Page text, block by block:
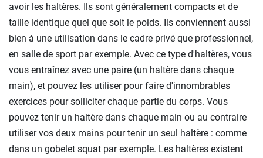
avoir les haltères. Ils sont généralement compacts et de
taille identique quel que soit le poids. Ils conviennent aussi
bien à une utilisation dans le cadre privé que professionnel,
en salle de sport par exemple. Avec ce type d'haltères, vous
vous entraînez avec une paire (un haltère dans chaque
main), et pouvez les utiliser pour faire d'innombrables
exercices pour solliciter chaque partie du corps. Vous
pouvez tenir un haltère dans chaque main ou au contraire
utiliser vos deux mains pour tenir un seul haltère : comme
dans un gobelet squat par exemple. Les haltères existent